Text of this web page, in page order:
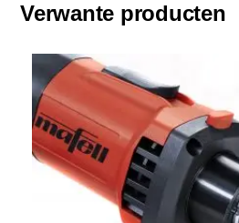
Verwante producten